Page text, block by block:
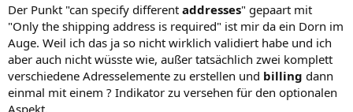
Der Punkt "can specify different addresses" gepaart mit
"Only the shipping address is required" ist mir da ein Dorn im
Auge. Weil ich das ja so nicht wirklich validiert habe und ich
aber auch nicht wüsste wie, außer tatsächlich zwei komplett
verschiedene Adresselemente zu erstellen und billing dann
einmal mit einem ? Indikator zu versehen für den optionalen
Aspekt.